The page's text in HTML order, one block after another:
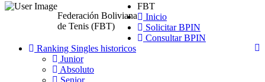
Federación Boliviana
de Tenis (FBT)
FBT
Inicio
Solicitar BPIN
Consultar BPIN
Ranking Singles historicos
Junior
Absoluto
Senior